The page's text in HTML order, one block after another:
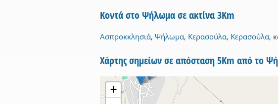
Κοντά στο Ψήλωμα σε ακτίνα 3Km
Ασπροκκλησιά, Ψήλωμα, Κερασούλα, Κερασούλα,
Χάρτης σημείων σε απόσταση 5Km από το
+